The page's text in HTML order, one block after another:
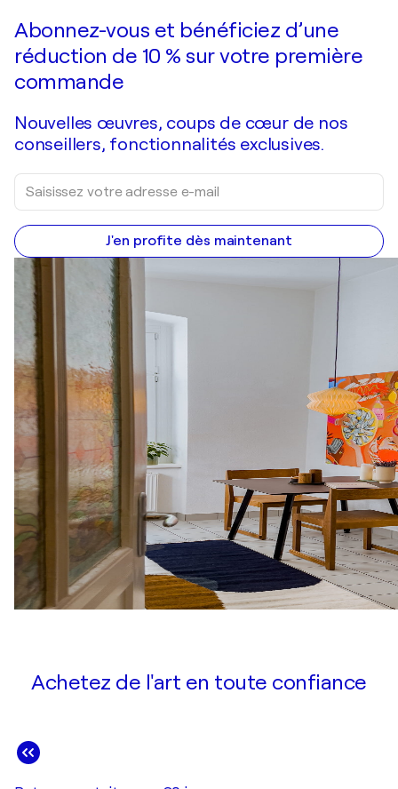
Abonnez-vous et bénéficiez d’une
réduction de 10 % sur votre première
commande
Nouvelles œuvres, coups de cœur de nos
conseillers, fonctionnalités exclusives.
J'en profite dès maintenant
Achetez de l'art en toute confiance